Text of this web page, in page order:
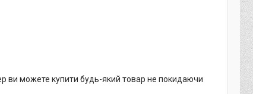
ви можете купити будь-який товар не покидаючи